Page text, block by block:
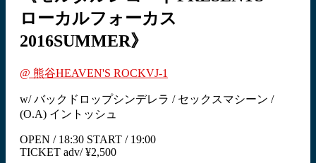
ローカルフォーカス
2016SUMMER》
@ 熊谷HEAVEN'S ROCKVJ-1
w/ バックドロップシンデレラ / セックスマシーン /
(O.A) イントッシュ
OPEN / 18:30 START / 19:00
TICKET adv/ ¥2,500